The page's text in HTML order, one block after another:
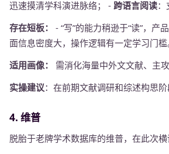
迅速摸清学科演进脉络； - 跨语言阅读
存在短板：
- “写”的能力稍逊于“读”，
面信息密度大，操作逻辑有一定学习门槛
适用画像：
需消化海量中外文文献、主
实操建议：在前期文献调研和综述构思
4. 维普
脱胎于老牌学术数据库的维普，在此次